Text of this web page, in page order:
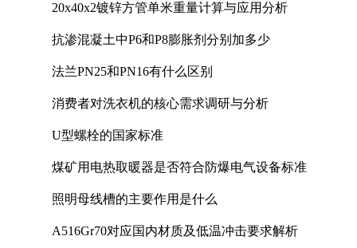
20x40x2镀锌方管单米重量计算与应用分析
抗渗混凝土中P6和P8膨胀剂分别加多少
法兰PN25和PN16有什么区别
消费者对洗衣机的核心需求调研与分析
U型螺栓的国家标准
煤矿用电热取暖器是否符合防爆电气设备标准
照明母线槽的主要作用是什么
A516Gr70对应国内材质及低温冲击要求解析